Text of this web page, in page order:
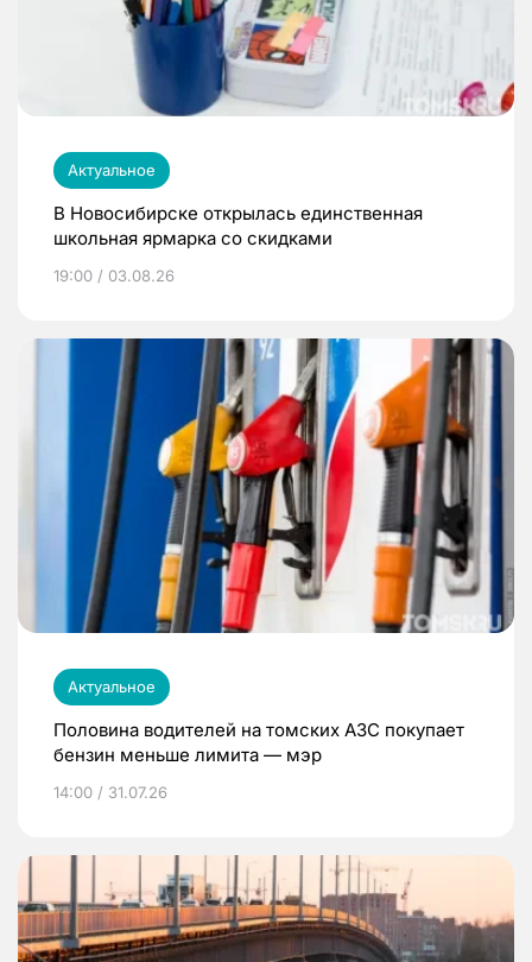
Актуальное
В Новосибирске открылась единственная
школьная ярмарка со скидками
19:00 / 03.08.26
Актуальное
Половина водителей на томских АЗС покупает
бензин меньше лимита — мэр
14:00 / 31.07.26